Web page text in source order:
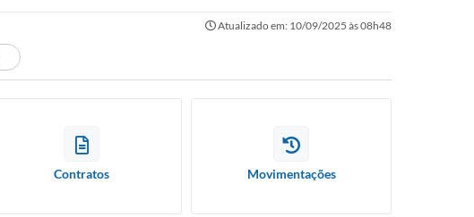
Atualizado em: 10/09/2025 às 08h48
Contratos Movimentações